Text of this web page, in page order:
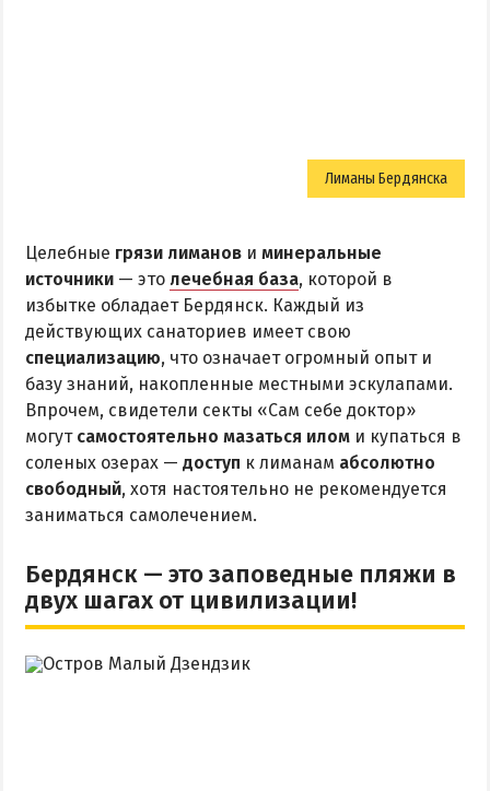
Лиманы Бердянска
Целебные грязи лиманов и минеральные
источники — это лечебная база, которой в
избытке обладает Бердянск. Каждый из
действующих санаториев имеет свою
специализацию, что означает огромный опыт и
базу знаний, накопленные местными эскулапами.
Впрочем, свидетели секты «Сам себе доктор»
могут самостоятельно мазаться илом и купаться в
соленых озерах — доступ к лиманам абсолютно
свободный, хотя настоятельно не рекомендуется
заниматься самолечением.
Бердянск — это заповедные пляжи в
двух шагах от цивилизации!